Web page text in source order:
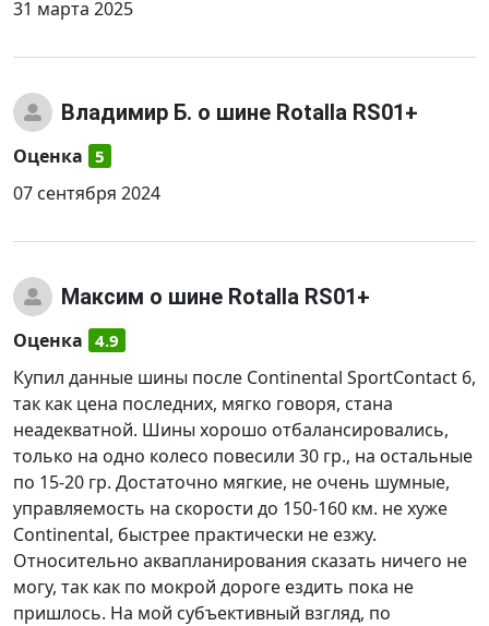
31 марта 2025
Владимир Б. о шине Rotalla RS01+
Оценка 5
07 сентября 2024
Максим о шине Rotalla RS01+
Оценка 4.9
Купил данные шины после Continental SportContact 6,
так как цена последних, мягко говоря, стана
неадекватной. Шины хорошо отбалансировались,
только на одно колесо повесили 30 гр., на остальные
по 15-20 гр. Достаточно мягкие, не очень шумные,
управляемость на скорости до 150-160 км. не хуже
Continental, быстрее практически не езжу.
Относительно аквапланирования сказать ничего не
могу, так как по мокрой дороге ездить пока не
пришлось. На мой субъективный взгляд, по